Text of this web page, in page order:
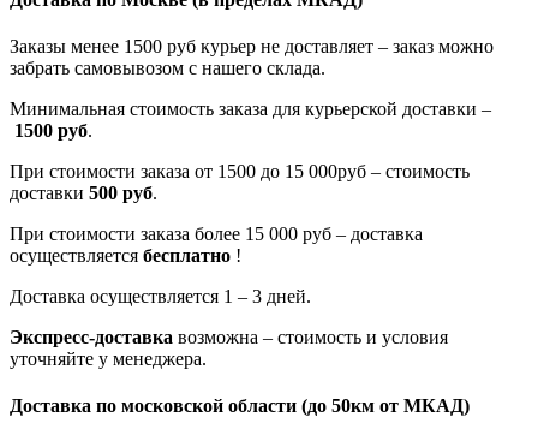
Заказы менее 1500 руб курьер не доставляет – заказ можно
забрать самовывозом с нашего склада.
Минимальная стоимость заказа для курьерской доставки –
1500 руб.
При стоимости заказа от 1500 до 15 000руб – стоимость
доставки 500 руб.
При стоимости заказа более 15 000 руб – доставка
осуществляется бесплатно !
Доставка осуществляется 1 – 3 дней.
Экспресс-доставка возможна – стоимость и условия
уточняйте у менеджера.
Доставка по московской области (до 50км от МКАД)